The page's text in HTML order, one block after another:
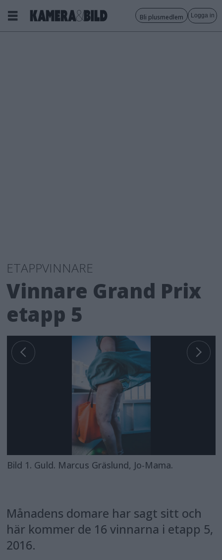
Bli plusmedlem Logga in
ETAPPVINNARE
Vinnare Grand Prix
etapp 5
Bild 1. Guld. Marcus Gräslund, Jo-Mama.
Månadens domare har sagt sitt och
här kommer de 16 vinnarna i etapp 5,
2016.